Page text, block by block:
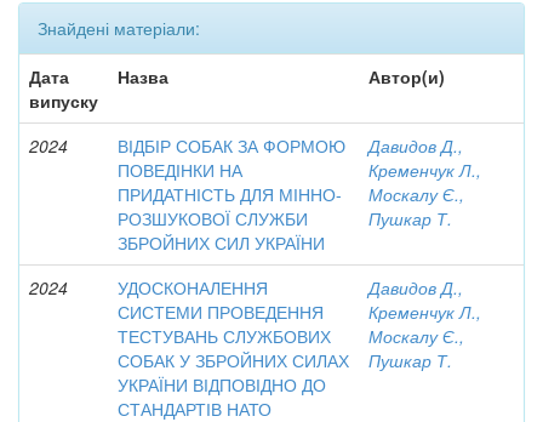
Знайдені матеріали:
Дата
випуску
Назва Автор(и)
2024
ВІДБІР СОБАК ЗА ФОРМОЮ
ПОВЕДІНКИ НА
ПРИДАТНІСТЬ ДЛЯ МІННО-
РОЗШУКОВОЇ СЛУЖБИ
ЗБРОЙНИХ СИЛ УКРАЇНИ
Давидов Д.,
Кременчук Л.,
Москалу Є.,
Пушкар Т.
2024
УДОСКОНАЛЕННЯ
СИСТЕМИ ПРОВЕДЕННЯ
ТЕСТУВАНЬ СЛУЖБОВИХ
СОБАК У ЗБРОЙНИХ СИЛАХ
УКРАЇНИ ВІДПОВІДНО ДО
СТАНДАРТІВ НАТО
Давидов Д.,
Кременчук Л.,
Москалу Є.,
Пушкар Т.